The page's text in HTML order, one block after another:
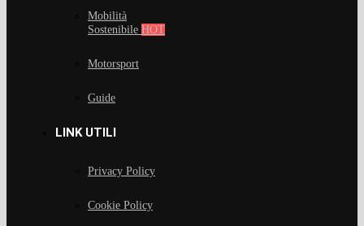
Mobilità
Sostenibile HOT
Motorsport
Guide
LINK UTILI
Privacy Policy
Cookie Policy